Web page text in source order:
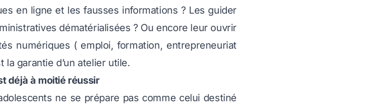
en ligne et les fausses informations ? Les guider
dématérialisées ? Ou encore leur ouvrir
numériques ( emploi, formation, entrepreneuriat
la garantie d’un atelier utile.
déjà à moitié réussir
ne se prépare pas comme celui destiné